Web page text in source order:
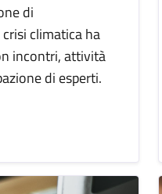
di
climatica ha
incontri, attività
di esperti.